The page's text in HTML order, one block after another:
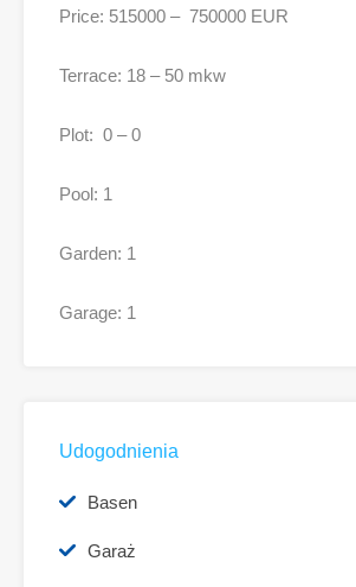
Price: 515000 – 750000 EUR
Terrace: 18 – 50 mkw
Plot: 0 – 0
Pool: 1
Garden: 1
Garage: 1
Udogodnienia
Basen
Garaż